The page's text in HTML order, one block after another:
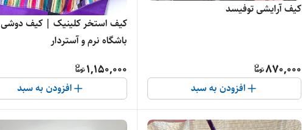
کیف آرایشی توفیسد
870,000
افزودن به سبد
کیف استخر کلینیک | کیف دوشی
باشگاه نرم و آستردار
1,150,000
افزودن به سبد